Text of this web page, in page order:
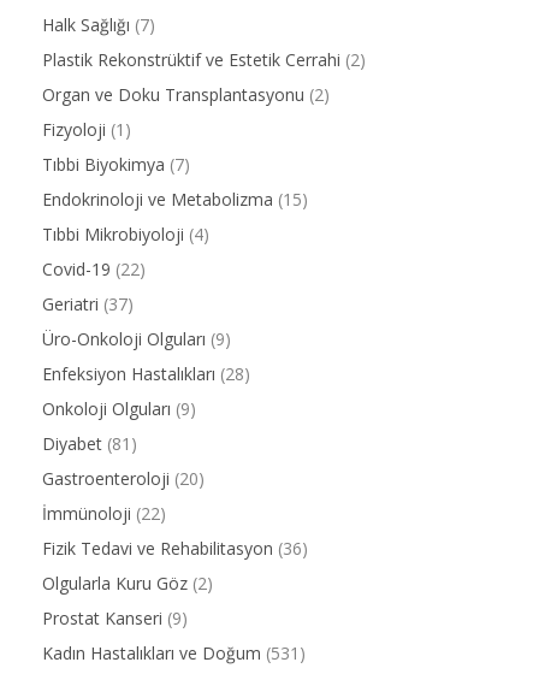
Halk Sağlığı (7)
Plastik Rekonstrüktif ve Estetik Cerrahi (2)
Organ ve Doku Transplantasyonu (2)
Fizyoloji (1)
Tıbbi Biyokimya (7)
Endokrinoloji ve Metabolizma (15)
Tıbbi Mikrobiyoloji (4)
Covid-19 (22)
Geriatri (37)
Üro-Onkoloji Olguları (9)
Enfeksiyon Hastalıkları (28)
Onkoloji Olguları (9)
Diyabet (81)
Gastroenteroloji (20)
İmmünoloji (22)
Fizik Tedavi ve Rehabilitasyon (36)
Olgularla Kuru Göz (2)
Prostat Kanseri (9)
Kadın Hastalıkları ve Doğum (531)